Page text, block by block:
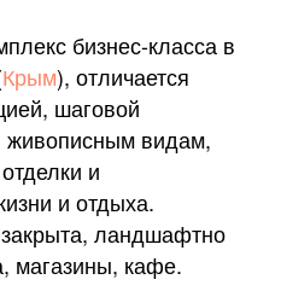
бизнес-класса в
Крым), отличается
шаговой
живописным видам,
и
и отдыха.
ландшафтно
магазины, кафе.